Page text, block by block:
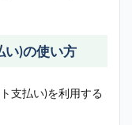
い)の使い方
支払い)を利用する